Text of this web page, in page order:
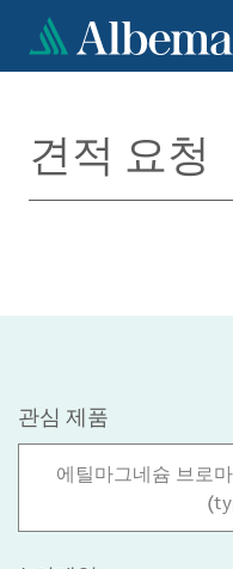
콘
견적 요청
관심 제품
에틸마그네슘 브로